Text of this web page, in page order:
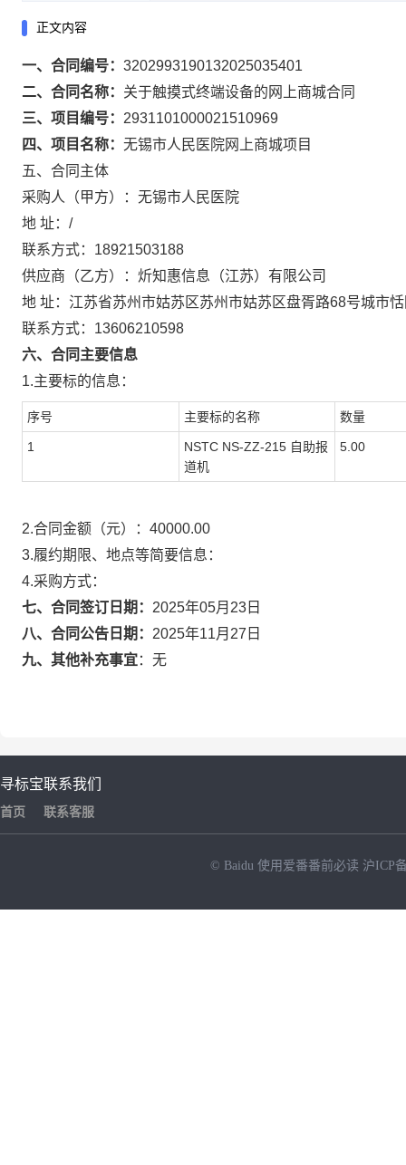
正文内容
一、合同编号： 3202993190132025035401
二、合同名称： 关于触摸式终端设备的网上商城合同
三、项目编号： 2931101000021510969
四、项目名称： 无锡市人民医院网上商城项目
五、合同主体
采购人（甲方）： 无锡市人民医院
地 址： /
联系方式： 18921503188
供应商（乙方）： 炘知惠信息（江苏）有限公司
地 址： 江苏省苏州市姑苏区苏州市姑苏区盘胥路68号城市
联系方式： 13606210598
六、合同主要信息
1.主要标的信息：
序号 主要标的名称 数量
1
NSTC NS-ZZ-215 自助报
道机
5.00
2.合同金额（元）： 40000.00
3.履约期限、地点等简要信息：
4.采购方式：
七、合同签订日期： 2025年05月23日
八、合同公告日期： 2025年11月27日
九、其他补充事宜： 无
寻标宝
首页
联系我们
联系客服
© Baidu 使用爱番番前必读 沪ICP